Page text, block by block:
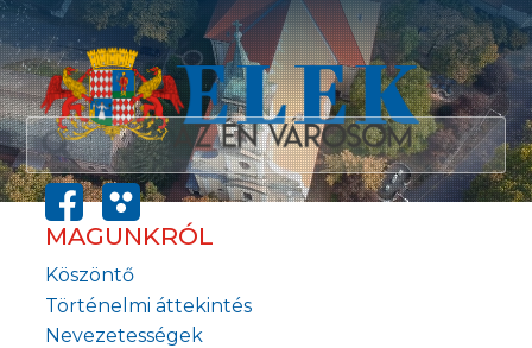
MAGUNKRÓL
Köszöntő
Történelmi áttekintés
Nevezetességek